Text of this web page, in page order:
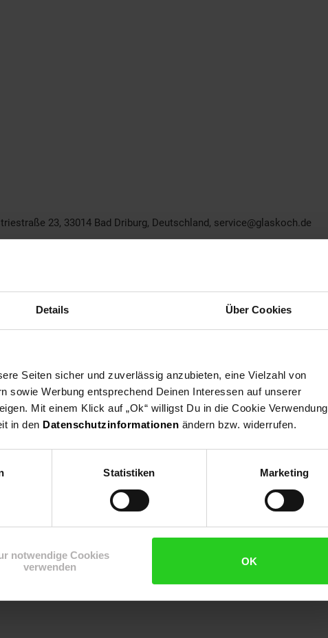
Details Über Cookies
Seiten sicher und zuverlässig anzubieten, eine Vielzahl von
sowie Werbung entsprechend Deinen Interessen auf unserer
Mit einem Klick auf „Ok“ willigst Du in die Cookie Verwendung
in den Datenschutzinformationen ändern bzw. widerrufen.
Statistiken Marketing
notwendige Cookies
verwenden
OK
23, 33014 Bad Driburg, Deutschland, service@glaskoch.de